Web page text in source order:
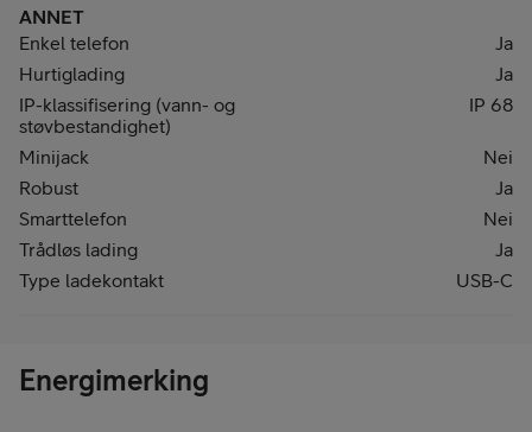
ANNET
Enkel telefon
Ja
Hurtiglading
Ja
IP-klassifisering (vann- og
støvbestandighet)
IP 68
Minijack
Nei
Robust
Ja
Smarttelefon
Nei
Trådløs lading
Ja
Type ladekontakt
USB-C
Energimerking